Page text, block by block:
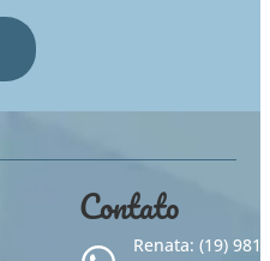
Contato
Renata: (19)